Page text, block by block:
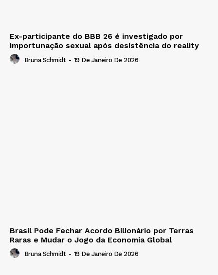
Ex-participante do BBB 26 é investigado por
importunação sexual após desistência do reality
Bruna Schmidt - 19 De Janeiro De 2026
Brasil Pode Fechar Acordo Bilionário por Terras
Raras e Mudar o Jogo da Economia Global
Bruna Schmidt - 19 De Janeiro De 2026